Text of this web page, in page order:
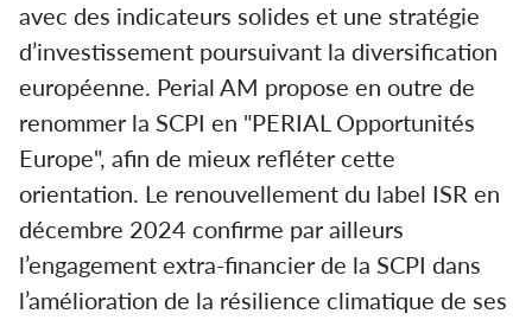
avec des indicateurs solides et une stratégie
d’investissement poursuivant la diversification
européenne. Perial AM propose en outre de
renommer la SCPI en "PERIAL Opportunités
Europe", afin de mieux refléter cette
orientation. Le renouvellement du label ISR en
décembre 2024 confirme par ailleurs
l’engagement extra-financier de la SCPI dans
l’amélioration de la résilience climatique de ses